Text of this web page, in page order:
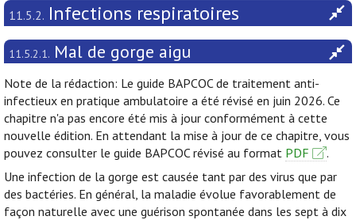
11.5.2. Infections respiratoires
11.5.2.1. Mal de gorge aigu
Note de la rédaction: Le guide BAPCOC de traitement anti-
infectieux en pratique ambulatoire a été révisé en juin 2026. Ce
chapitre n'a pas encore été mis à jour conformément à cette
nouvelle édition. En attendant la mise à jour de ce chapitre, vous
pouvez consulter le guide BAPCOC révisé au format PDF
.
Une infection de la gorge est causée tant par des virus que par
des bactéries. En général, la maladie évolue favorablement de
façon naturelle avec une guérison spontanée dans les sept à dix